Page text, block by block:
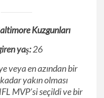
Kuzgunları
yaş:26
veya en azından bir
yakın olması
MVP’si seçildi ve bir